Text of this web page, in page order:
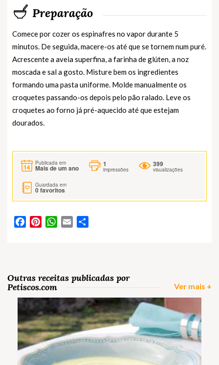
Preparação
Comece por cozer os espinafres no vapor durante 5
minutos. De seguida, macere-os até que se tornem num puré.
Acrescente a aveia superfina, a farinha de glúten, a noz
moscada e sal a gosto. Misture bem os ingredientes
formando uma pasta uniforme. Molde manualmente os
croquetes passando-os depois pelo pão ralado. Leve os
croquetes ao forno já pré-aquecido até que estejam
dourados.
Publicada em
Mais de um ano
1
impressões
399
visualizações
Guardada em
0favoritos
FacebookPinterestWhatsApp
Email
Outras receitas publicadas por
Petiscos.com
Ver mais +